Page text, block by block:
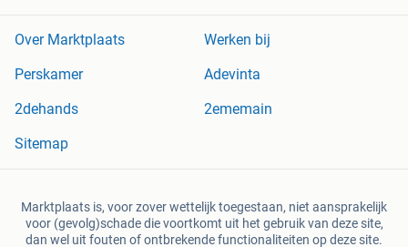
Over Marktplaats
Werken bij
Perskamer
Adevinta
2dehands
2ememain
Sitemap
Marktplaats is, voor zover wettelijk toegestaan, niet aansprakelijk
voor (gevolg)schade die voortkomt uit het gebruik van deze site,
dan wel uit fouten of ontbrekende functionaliteiten op deze site.